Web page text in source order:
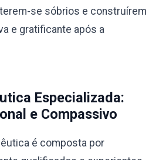
se sóbrios e construírem
e gratificante após a
Especializada:
e Compassivo
é composta por